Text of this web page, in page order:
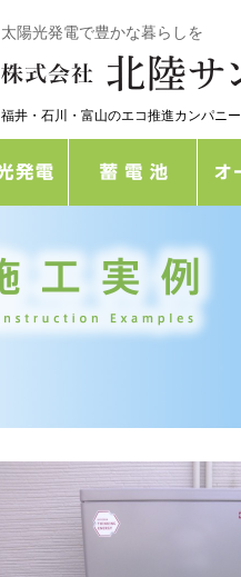
太陽光発電で豊かな暮らしを
福井・石川・富山のエコ推進カンパニー